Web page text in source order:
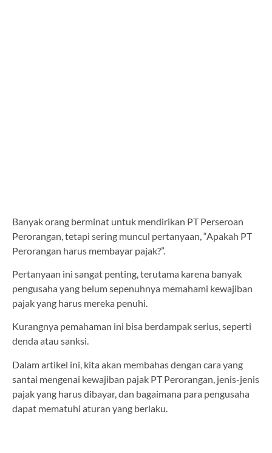
Banyak orang berminat untuk mendirikan PT Perseroan
Perorangan, tetapi sering muncul pertanyaan, “Apakah PT
Perorangan harus membayar pajak?”.
Pertanyaan ini sangat penting, terutama karena banyak
pengusaha yang belum sepenuhnya memahami kewajiban
pajak yang harus mereka penuhi.
Kurangnya pemahaman ini bisa berdampak serius, seperti
denda atau sanksi.
Dalam artikel ini, kita akan membahas dengan cara yang
santai mengenai kewajiban pajak PT Perorangan, jenis-jenis
pajak yang harus dibayar, dan bagaimana para pengusaha
dapat mematuhi aturan yang berlaku.